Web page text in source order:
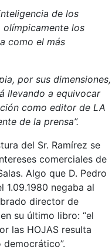
de los
olímpicamente los
como el más
por sus dimensiones,
llevando a equivocar
como editor de LA
de la prensa”.
del Sr. Ramírez se
comerciales de
Algo que D. Pedro
1.09.1980 negaba al
director de
su último libro: “el
las HOJAS resulta